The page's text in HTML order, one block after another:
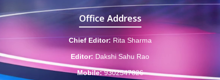
Office Address
Chief Editor: Rita Sharma
Editor: Dakshi Sahu Rao
Mobile: 9302547826